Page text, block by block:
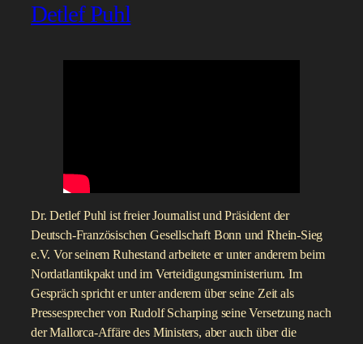
Detlef Puhl
Dr. Detlef Puhl ist freier Journalist und Präsident der
Deutsch-Französischen Gesellschaft Bonn und Rhein-Sieg
e.V. Vor seinem Ruhestand arbeitete er unter anderem beim
Nordatlantikpakt und im Verteidigungsministerium. Im
Gespräch spricht er unter anderem über seine Zeit als
Pressesprecher von Rudolf Scharping seine Versetzung nach
der Mallorca-Affäre des Ministers, aber auch über die